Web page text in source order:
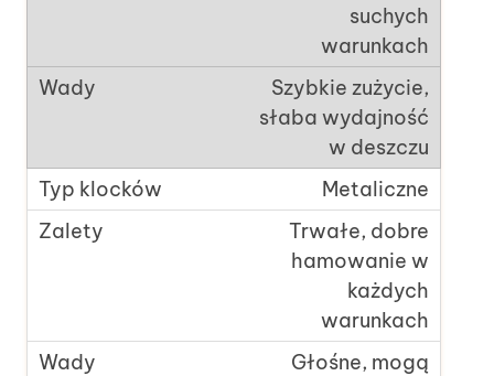
suchych
warunkach
Szybkie zużycie,
słaba wydajność
w deszczu
Metaliczne
Trwałe, dobre
hamowanie w
każdych
warunkach
Głośne, mogą